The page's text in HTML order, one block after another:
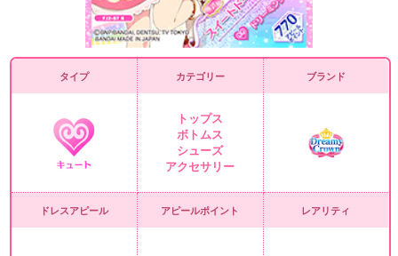
タイプ カテゴリー
トップス
ボトムス
シューズ
アクセサリー
ブランド
ドレスアピール アピールポイント レアリティ